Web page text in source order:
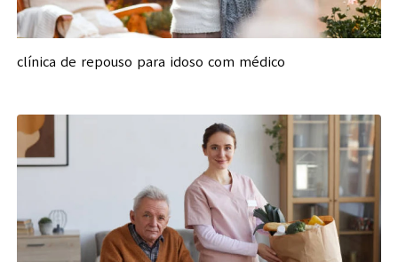
clínica de repouso para idoso com médico